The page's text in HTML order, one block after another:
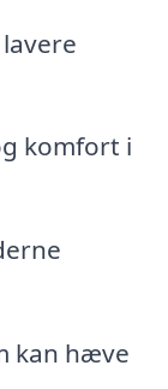
komfort i
kan hæve